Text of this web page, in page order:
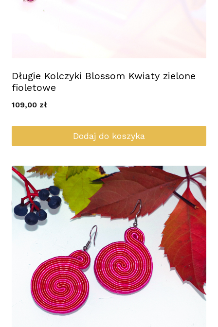
Długie Kolczyki Blossom Kwiaty zielone
fioletowe
109,00 zł
Dodaj do koszyka